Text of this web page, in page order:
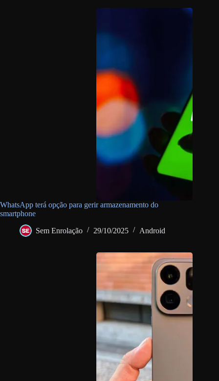
WhatsApp terá opção para gerir armazenamento do
smartphone
Sem Enrolação 29/10/2025 Android